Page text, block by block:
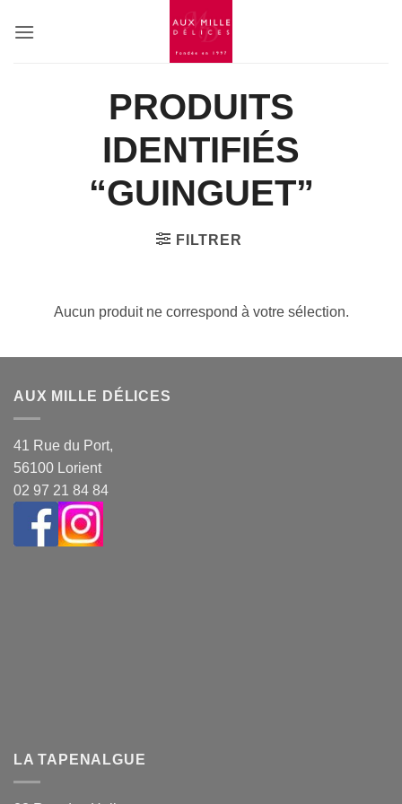
PRODUITS
IDENTIFIÉS
“GUINGUET”
FILTRER
Aucun produit ne correspond à votre sélection.
AUX MILLE DÉLICES
41 Rue du Port,
56100 Lorient
02 97 21 84 84
LA TAPENALGUE